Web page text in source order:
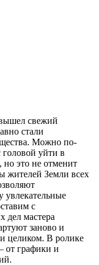
свежий
стали
Можно по-
уйти в
но это не отменит
жителей Земли всех
увлекательные
с
дел мастера
заново и
целиком. В ролике
от графики и